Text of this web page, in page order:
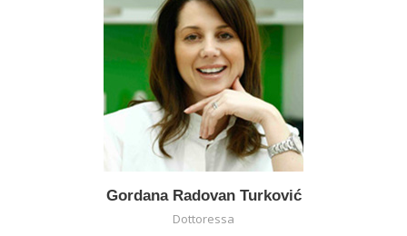
Gordana Radovan Turković
Dottoressa